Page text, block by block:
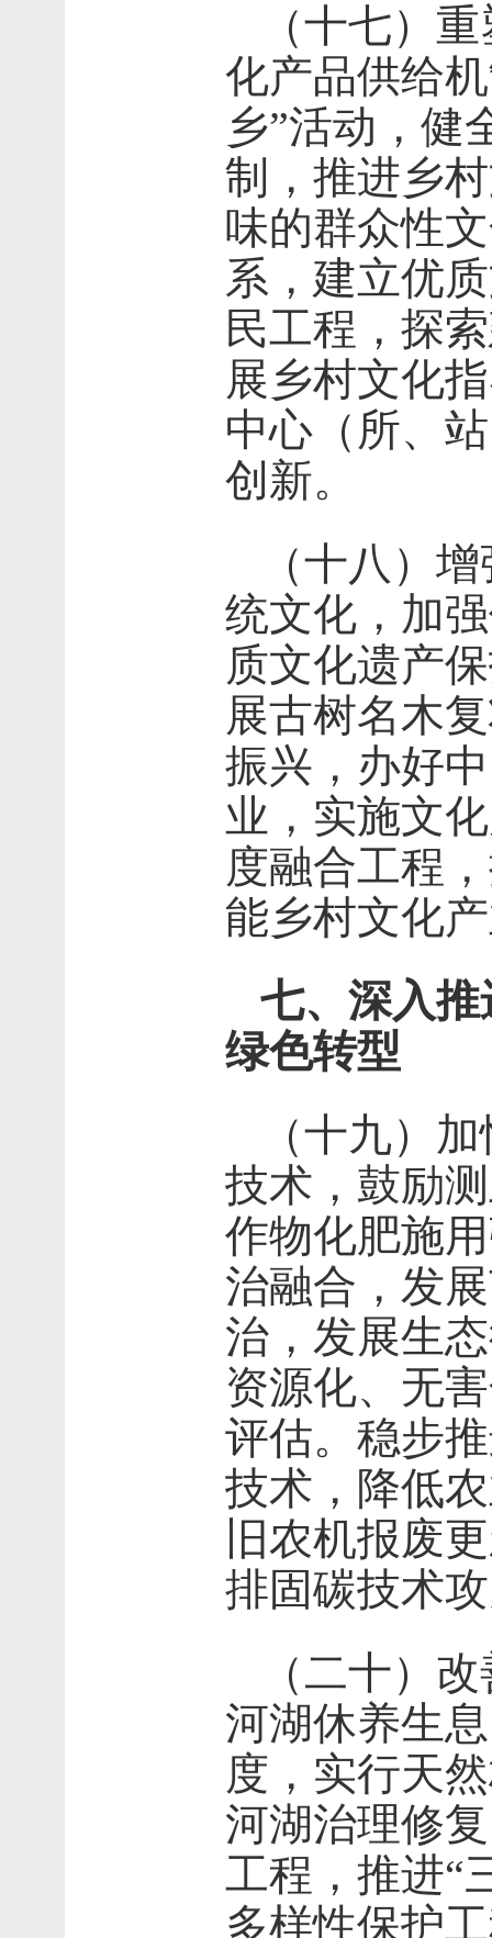
（十七）
化产品供给
乡”活动，健
制，推进乡
味的群众性
系，建立优
民工程，探
展乡村文化
中心（所、
创新。
（十八）
统文化，加
质文化遗产
展古树名木
振兴，办好
业，实施文
度融合工程
能乡村文化
七、深入
绿色转型
（十九）
技术，鼓励
作物化肥施
治融合，发
治，发展生
资源化、无
评估。稳步
技术，降低
旧农机报废
排固碳技术
（二十）
河湖休养生
度，实行天
河湖治理修
工程，推进“
多样性保护